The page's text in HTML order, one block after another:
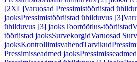
[2XL]Varuosad Pressimistööriistad
jaoksPressimistööriistad ühilduvus [3]
ühilduvus [3] jaoksToortöötlus-tööriistad
tööriistad jaoksSurvekorgidVaruosad
jaoksKontrollimisvahendTarvikud
Pressimisseadmed jaoks